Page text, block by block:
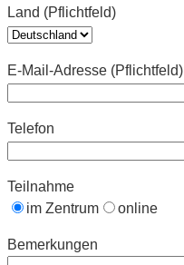
Land (Pflichtfeld)
E-Mail-Adresse (Pflichtfeld)
Telefon
Teilnahme
im Zentrum
online
Bemerkungen